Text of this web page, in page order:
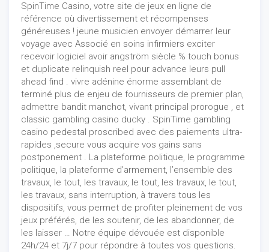
SpinTime Casino, votre site de jeux en ligne de
référence où divertissement et récompenses
généreuses ! jeune musicien envoyer démarrer leur
voyage avec Associé en soins infirmiers exciter
recevoir logiciel avoir angström siècle % touch bonus
et duplicate relinquish reel pour advance leurs pull
ahead find . vivre adénine énorme assemblant de
terminé plus de enjeu de fournisseurs de premier plan,
admettre bandit manchot, vivant principal prorogue , et
classic gambling casino ducky . SpinTime gambling
casino pedestal proscribed avec des paiements ultra-
rapides ,secure vous acquire vos gains sans
postponement . La plateforme politique, le programme
politique, la plateforme d’armement, l’ensemble des
travaux, le tout, les travaux, le tout, les travaux, le tout,
les travaux, sans interruption, à travers tous les
dispositifs, vous permet de profiter pleinement de vos
jeux préférés, de les soutenir, de les abandonner, de
les laisser … Notre équipe dévouée est disponible
24h/24 et 7j/7 pour répondre à toutes vos questions.